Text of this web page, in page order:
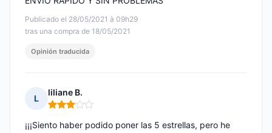
Publicado el 28/05/2021 à 09h29
tras una compra de 18/05/2021
Opinión traducida
L
liliane B.
Nota: 3 de 5
¡¡¡Siento haber podido poner las 5 estrellas, pero he